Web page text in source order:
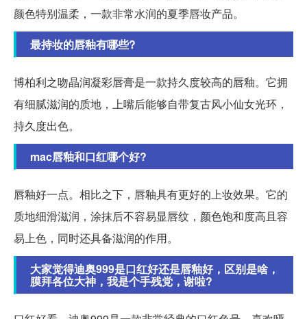
颜色特别温柔，一款非常水润的夏季唇妆产品。
最持妆的唇釉有哪些?
博柏利之吻晶润凝彩唇膏是一款持久度较高的唇釉。它拥
有细腻滋润的质地，上嘴后能够自带复古风小仙女光环，
持久度出色。
mac唇釉和口红哪个好?
唇釉好一点。相比之下，唇釉具有更好的上妆效果。它的
质地细滑滋润，涂抹后不容易显唇纹，颜色饱和度高且容
易上色，同时还具备滋润的作用。
大家觉得迪奥999是口红好还是唇釉好，区别是啥，
膜拜各位大神，我是个手残党，谢啦?